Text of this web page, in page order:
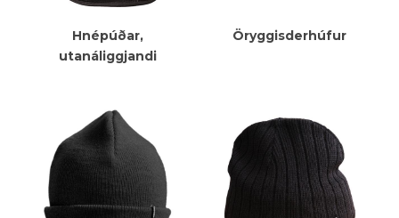
Meiri Upplýsingar
Hnépúðar,
utanáliggjandi
Meiri Upplýsingar
Öryggisderhúfur